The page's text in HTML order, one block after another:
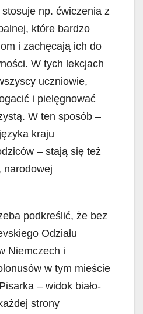
np. ćwiczenia z
które bardzo
i zachęcają ich do
W tych lekcjach
uczniowie,
i pielęgnować
W ten sposób –
kraju
– stają się też
narodowej
podkreślić, że bez
Odziału
Niemczech i
w tym mieście
– widok biało-
strony